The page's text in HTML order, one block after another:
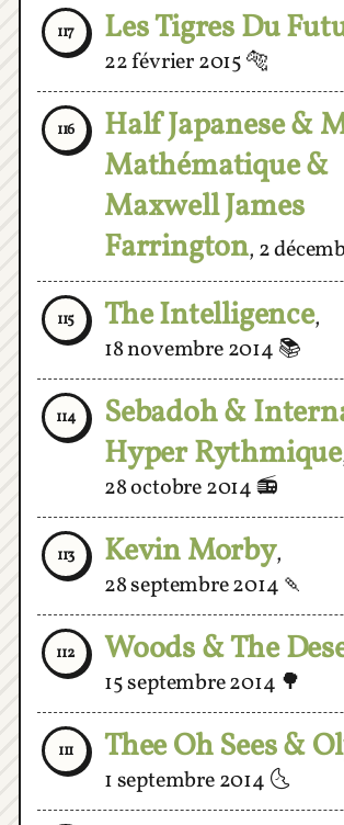
22 février 2015 🐅
116
Half Japanese &
Mathématique &
Maxwell James
Farrington,2
115 The Intelligence,
18 novembre 2014📚
114
Sebadoh &
Hyper Rythmique
28 octobre 2014📻
113 Kevin Morby,
28 septembre 2014
112 Woods & The
15 septembre 2014🌳
111 Thee Oh Sees &
1 septembre 2014🌜
110 The Growlers,2